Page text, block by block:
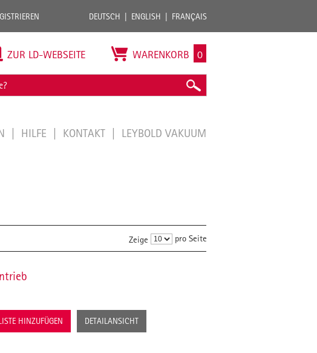
DEUTSCH ENGLISH FRANÇAIS
ZUR LD-WEBSEITE WARENKORB 0
HILFE KONTAKT LEYBOLD VAKUUM
Zeige pro Seite
HINZUFÜGEN DETAILANSICHT